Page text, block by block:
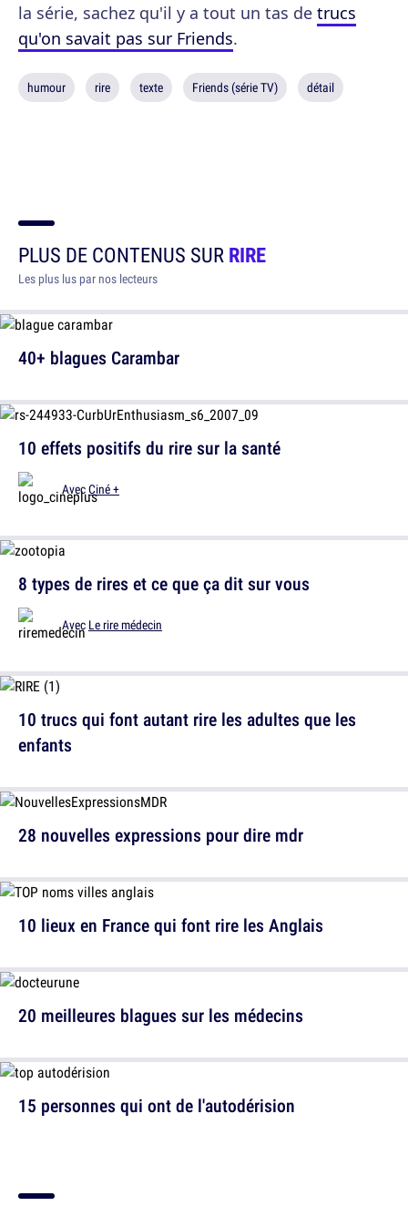
la série, sachez qu'il y a tout un tas de trucs
qu'on savait pas sur Friends.
humour rire texte Friends (série TV) détail
PLUS DE CONTENUS SURRIRE
Les plus lus par nos lecteurs
10 effets positifs du rire sur la santé
AvecCiné +
10 trucs qui font autant rire les adultes que les
enfants
10 lieux en France qui font rire les Anglais
15 personnes qui ont de l'autodérision
40+ blagues Carambar
8 types de rires et ce que ça dit sur vous
Avec Le rire médecin
28 nouvelles expressions pour dire mdr
20 meilleures blagues sur les médecins